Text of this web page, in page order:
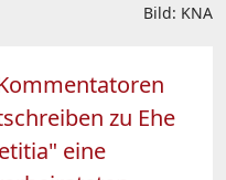
Bild: KNA
zu Ehe
eine